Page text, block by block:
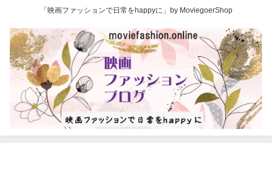
「映画ファッションで日常をhappyに」by MoviegoerShop